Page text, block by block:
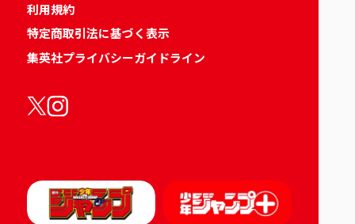
利用規約
特定商取引法に基づく表示
集英社プライバシーガイドライン